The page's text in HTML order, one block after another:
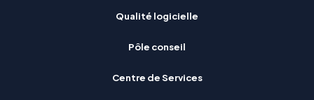
Qualité logicielle
Pôle conseil
Centre de Services